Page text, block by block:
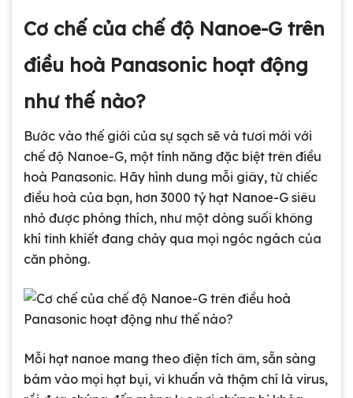
Cơ chế của chế độ Nanoe-G trên
điều hoà Panasonic hoạt động
như thế nào?
Bước vào thế giới của sự sạch sẽ và tươi mới với
chế độ Nanoe-G, một tính năng đặc biệt trên điều
hoà Panasonic. Hãy hình dung mỗi giây, từ chiếc
điều hoà của bạn, hơn 3000 tỷ hạt Nanoe-G siêu
nhỏ được phóng thích, như một dòng suối không
khí tinh khiết đang chảy qua mọi ngóc ngách của
căn phòng.
Mỗi hạt nanoe mang theo điện tích âm, sẵn sàng
bám vào mọi hạt bụi, vi khuẩn và thậm chí là virus,